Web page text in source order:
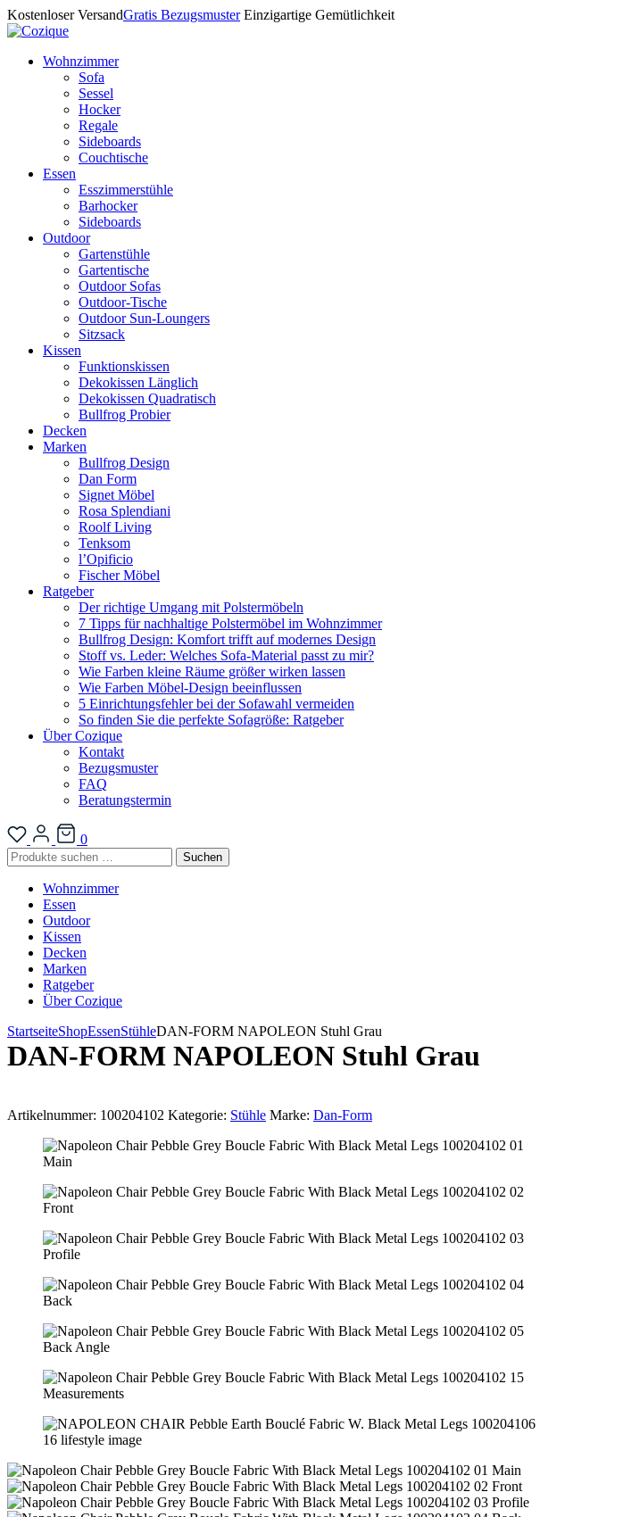
Kostenloser VersandGratis Bezugsmuster Einzigartige Gemütlichkeit
Wohnzimmer
Sofa
Sessel
Hocker
Regale
Sideboards
Couchtische
Essen
Esszimmerstühle
Barhocker
Sideboards
Outdoor
Gartenstühle
Gartentische
Outdoor Sofas
Outdoor-Tische
Outdoor Sun-Loungers
Sitzsack
Kissen
Funktionskissen
Dekokissen Länglich
Dekokissen Quadratisch
Bullfrog Probier
Decken
Marken
Bullfrog Design
Dan Form
Signet Möbel
Rosa Splendiani
Roolf Living
Tenksom
l’Opificio
Fischer Möbel
Ratgeber
Der richtige Umgang mit Polstermöbeln
7 Tipps für nachhaltige Polstermöbel im Wohnzimmer
Bullfrog Design: Komfort trifft auf modernes Design
Stoff vs. Leder: Welches Sofa-Material passt zu mir?
Wie Farben kleine Räume größer wirken lassen
Wie Farben Möbel-Design beeinflussen
5 Einrichtungsfehler bei der Sofawahl vermeiden
So finden Sie die perfekte Sofagröße: Ratgeber
Über Cozique
Kontakt
Bezugsmuster
FAQ
Beratungstermin
0
Suchen
nach:
Suchen
Wohnzimmer
Essen
Outdoor
Kissen
Decken
Marken
Ratgeber
Über Cozique
StartseiteShopEssenStühleDAN-FORM NAPOLEON Stuhl Grau
DAN-FORM NAPOLEON Stuhl Grau
Artikelnummer: 100204102 Kategorie: Stühle Marke: Dan-Form